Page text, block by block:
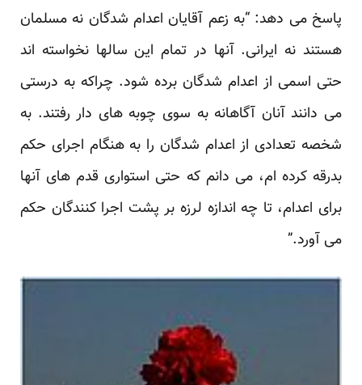
پاسخ می دهد: “به زعم آقایان اعدام شدگان نه مسلمان
هستند نه ایرانی. آنها در تمام این سالها نخواسته اند
حتی اسمی از اعدام شدگان برده شود. چراکه به درستی
می دانند آنان آگاهانه به سوی چوبه های دار رفتند. به
شخصه تعدادی از اعدام شدگان را به هنگام اجرای حکم
بدرقه کرده ام، می دانم که حتی استواری قدم های آنها
برای اعدام، تا چه اندازه لرزه بر پشت اجرا کنندگان حکم
می آورد.”